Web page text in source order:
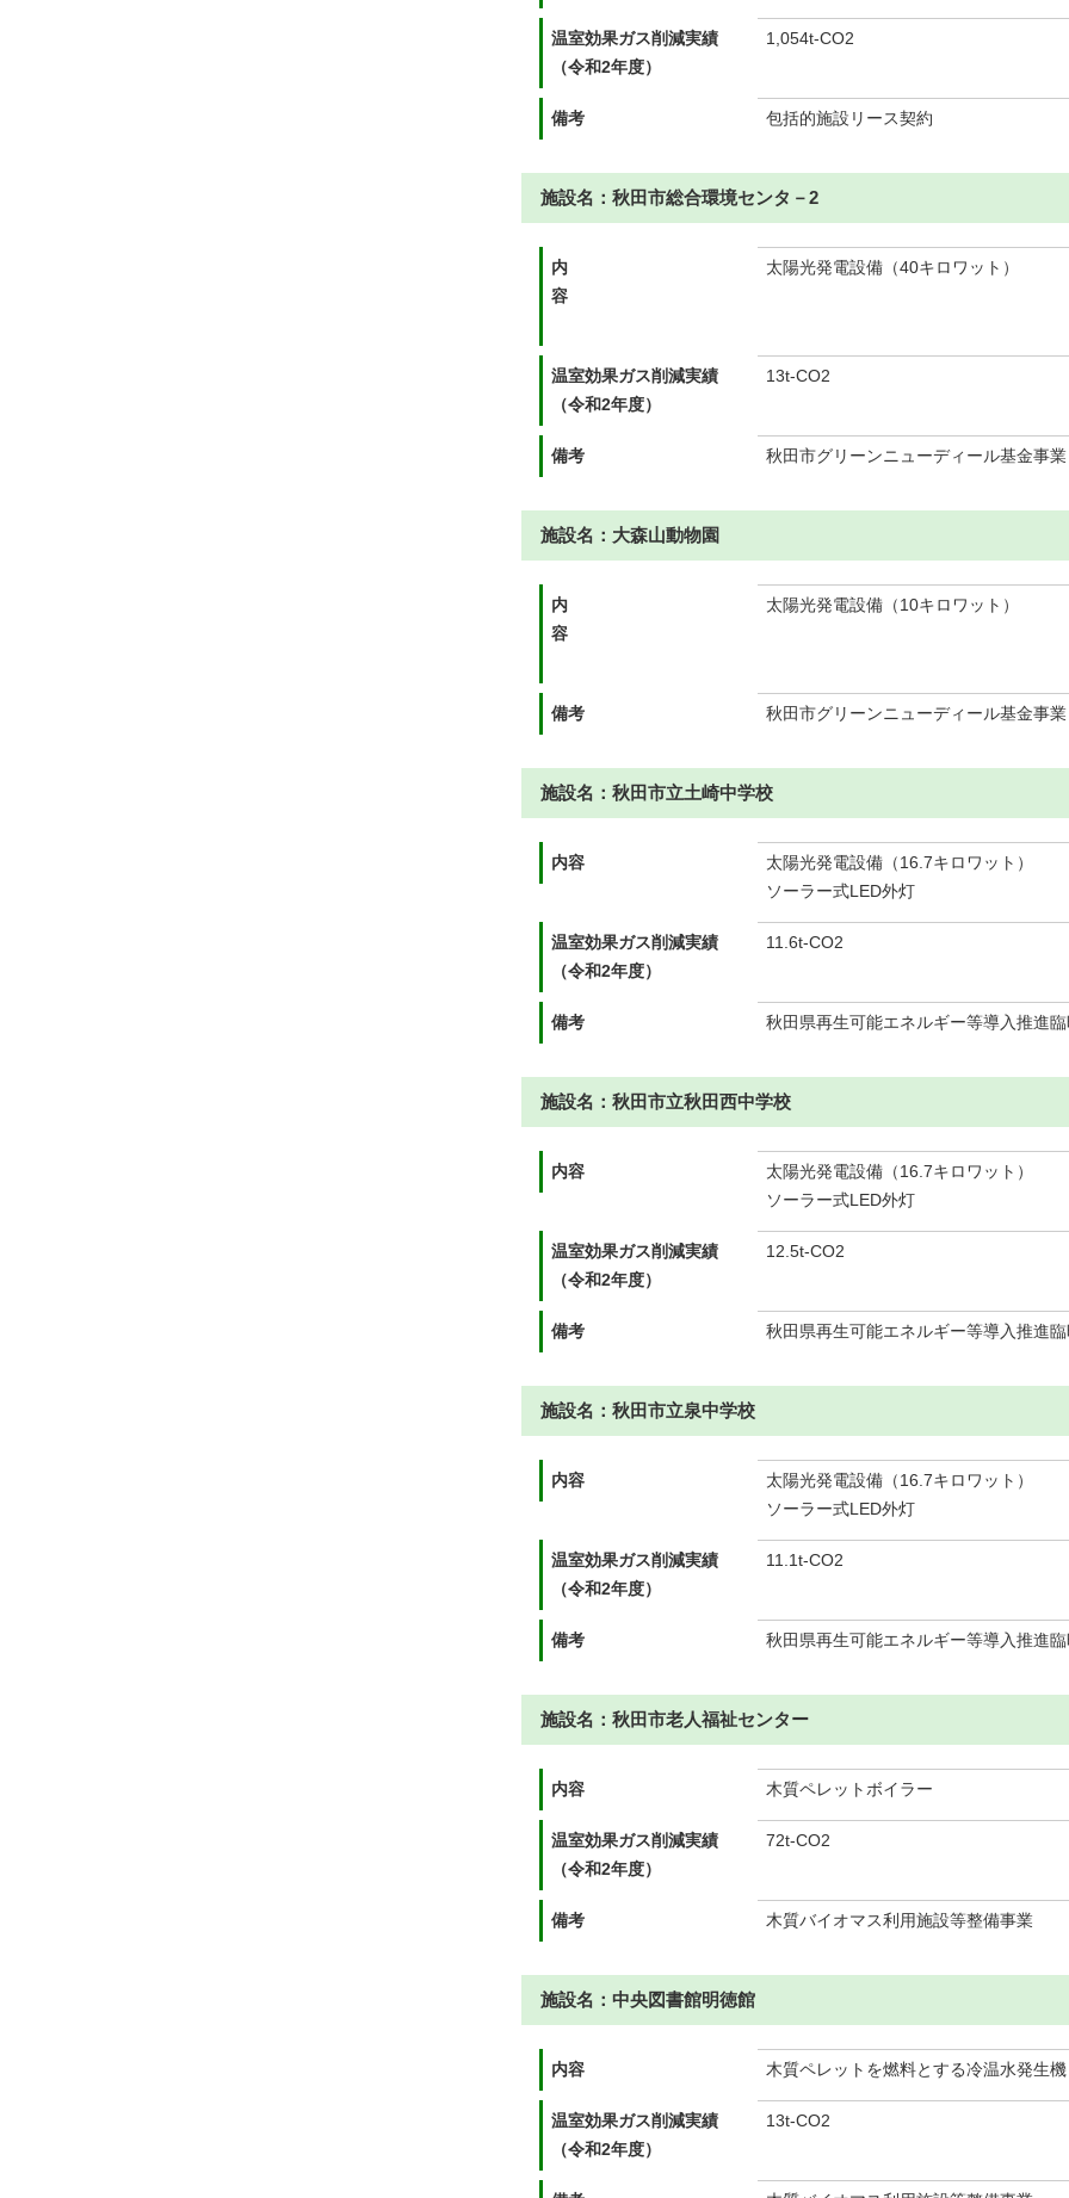
温室効果ガス削減実績
（令和2年度）
1,054t-CO2
備考 包括的施設リース契約
施設名：秋田市総合環境センタ－2
内
容
太陽光発電設備（40キロワット）
温室効果ガス削減実績
（令和2年度）
13t-CO2
備考 秋田市グリーンニューディール基金事業
施設名：大森山動物園
内
容
太陽光発電設備（10キロワット）
備考 秋田市グリーンニューディール基金事業
施設名：秋田市立土崎中学校
内容
太陽光発電設備（16.7キロワット）
ソーラー式LED外灯
温室効果ガス削減実績
（令和2年度）
11.6t-CO2
備考 秋田県再生可能エネルギー等導入推進
施設名：秋田市立秋田西中学校
内容
太陽光発電設備（16.7キロワット）
ソーラー式LED外灯
温室効果ガス削減実績
（令和2年度）
12.5t-CO2
備考 秋田県再生可能エネルギー等導入推進
施設名：秋田市立泉中学校
内容
太陽光発電設備（16.7キロワット）
ソーラー式LED外灯
温室効果ガス削減実績
（令和2年度）
11.1t-CO2
備考 秋田県再生可能エネルギー等導入推進
施設名：秋田市老人福祉センター
内容 木質ペレットボイラー
温室効果ガス削減実績
（令和2年度）
72t-CO2
備考 木質バイオマス利用施設等整備事業
施設名：中央図書館明徳館
内容 木質ペレットを燃料とする冷温水発生機
温室効果ガス削減実績
（令和2年度）
13t-CO2